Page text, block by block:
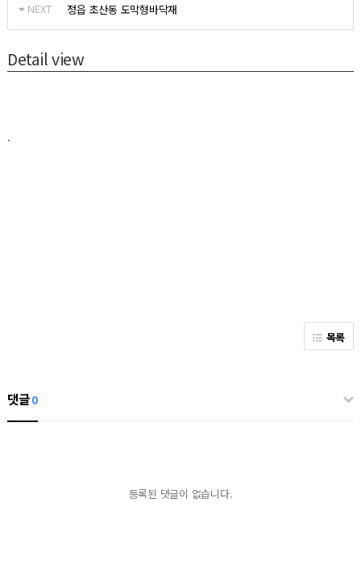
NEXT 정읍 초산동 도막형바닥재
Detail view
.
목록
댓글0
등록된 댓글이 없습니다.